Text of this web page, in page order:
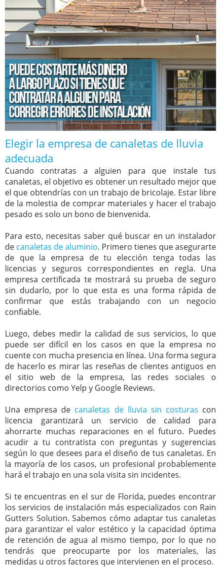
Elegir la empresa de canaletas de lluvia
adecuada
Cuando contratas a alguien para que instale tus
canaletas, el objetivo es obtener un resultado mejor que
el que obtendrías con un trabajo de bricolaje. Estar libre
de la molestia de comprar materiales y hacer el trabajo
pesado es solo un bono de bienvenida.
Para esto, necesitas saber qué buscar en un instalador
de canaletas de aluminio. Primero tienes que asegurarte
de que la empresa de tu elección tenga todas las
licencias y seguros correspondientes en regla. Una
empresa certificada te mostrará su prueba de seguro
sin dudarlo, por lo que esta es una forma rápida de
confirmar que estás trabajando con un negocio
confiable.
Luego, debes medir la calidad de sus servicios, lo que
puede ser difícil en los casos en que la empresa no
cuente con mucha presencia en línea. Una forma segura
de hacerlo es mirar las reseñas de clientes antiguos en
el sitio web de la empresa, las redes sociales o
directorios como Yelp y Google Reviews.
Una empresa de canaletas de lluvia sin costuras con
licencia garantizará un servicio de calidad para
ahorrarte muchas reparaciones en el futuro. Puedes
acudir a tu contratista con preguntas y sugerencias
según lo que desees para el diseño de tus canaletas. En
la mayoría de los casos, un profesional probablemente
hará el trabajo en una sola visita sin incidentes.
Si te encuentras en el sur de Florida, puedes encontrar
los servicios de instalación más especializados con Rain
Gutters Solution. Sabemos cómo adaptar tus canaletas
para garantizar el valor estético y la capacidad óptima
de retención de agua al mismo tiempo, por lo que no
tendrás que preocuparte por los materiales, las
medidas u otros factores que intervienen en el proceso.